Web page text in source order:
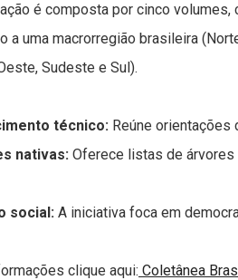
é composta por cinco volumes,
a uma macrorregião brasileira
Sudeste e Sul).
técnico: Reúne
nativas: Oferece listas de árvores
social: A iniciativa foca em
clique aqui: Coletânea